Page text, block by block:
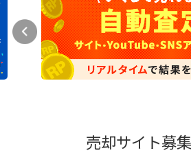
売却サイト募